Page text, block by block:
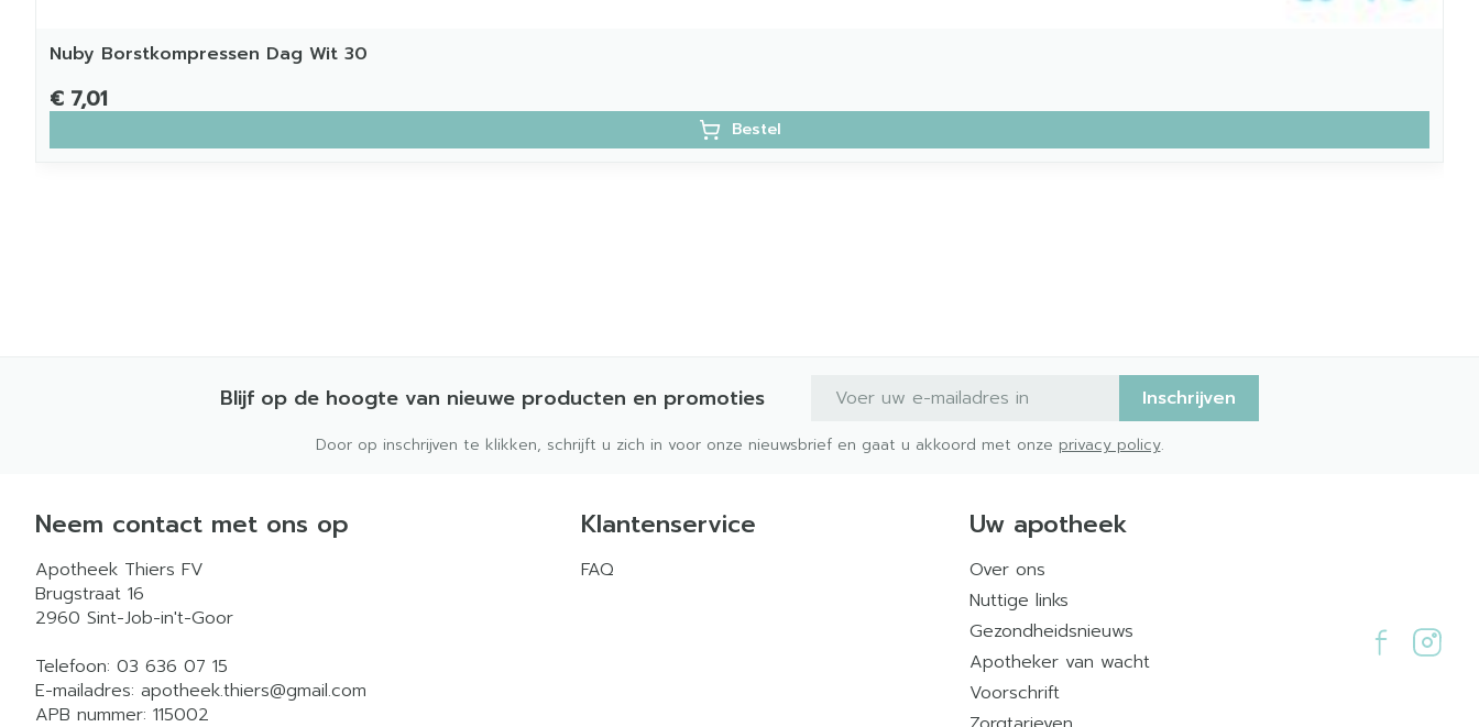
Nuby Borstkompressen Dag Wit 30
€ 7,01
Bestel
Blijf op de hoogte van nieuwe producten en promoties E-mail adres Inschrijven
Door op inschrijven te klikken, schrijft u zich in voor onze nieuwsbrief en gaat u akkoord met onze privacy policy.
Neem contact met ons op
Apotheek Thiers FV
Brugstraat 16
2960 Sint-Job-in't-Goor
Telefoon: 03 636 07 15
E-mailadres: apotheek.thiers@gmail.com
APB nummer: 115002
Klantenservice
FAQ
Uw apotheek
Over ons
Nuttige links
Gezondheidsnieuws
Apotheker van wacht
Voorschrift